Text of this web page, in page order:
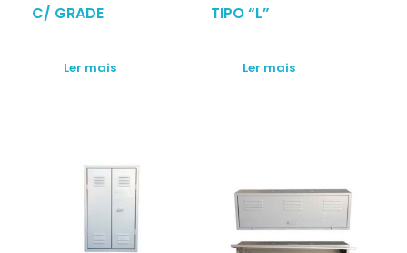
C/ GRADE
Ler mais
TIPO “L”
Ler mais